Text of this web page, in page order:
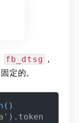
fb_dtsg ，
定的。
). token